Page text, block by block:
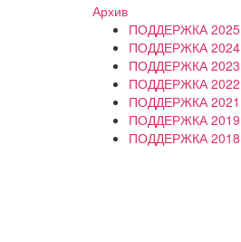
Архив
ПОДДЕРЖКА 2025
ПОДДЕРЖКА 2024
ПОДДЕРЖКА 2023
ПОДДЕРЖКА 2022
ПОДДЕРЖКА 2021
ПОДДЕРЖКА 2019
ПОДДЕРЖКА 2018